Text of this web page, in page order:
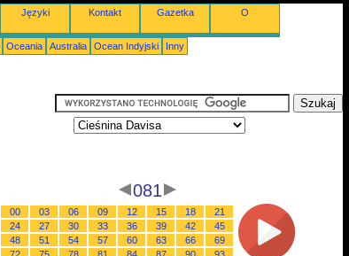
Języki Kontakt Gazetka O
Oceania Australia Ocean Indyjski Inny
081
00 03 06 09 12 15 18
21
24
27 30 33 36 39 42
45
48
51 54 57 60 63 66
69